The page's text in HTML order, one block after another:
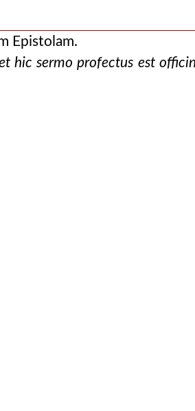
Epistolam.
hic sermo profectus est